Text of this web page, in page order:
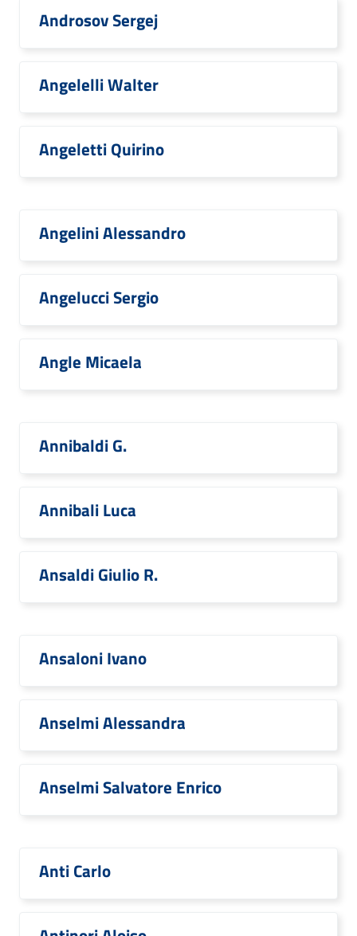
Androsov Sergej
Angelelli Walter
Angeletti Quirino
Angelini Alessandro
Angelucci Sergio
Angle Micaela
Annibaldi G.
Annibali Luca
Ansaldi Giulio R.
Ansaloni Ivano
Anselmi Alessandra
Anselmi Salvatore Enrico
Anti Carlo